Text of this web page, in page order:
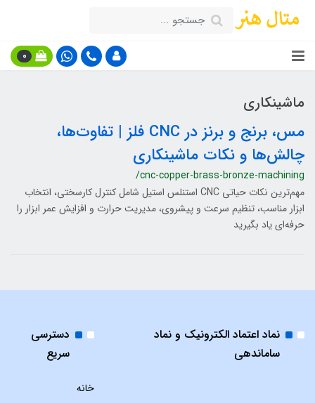
0
ماشینکاری
مس، برنج و برنز در CNC فلز | تفاوت‌ها،
چالش‌ها و نکات ماشینکاری
/cnc-copper-brass-bronze-machining
مهم‌ترین نکات حیاتی CNC استنلس استیل شامل کنترل کارسختی، انتخاب
ابزار مناسب، تنظیم سرعت و پیشروی، مدیریت حرارت و افزایش عمر ابزار را
حرفه‌ای یاد بگیرید
نماد اعتماد الکترونیک و نماد
ساماندهی
دسترسی
سریع
خانه